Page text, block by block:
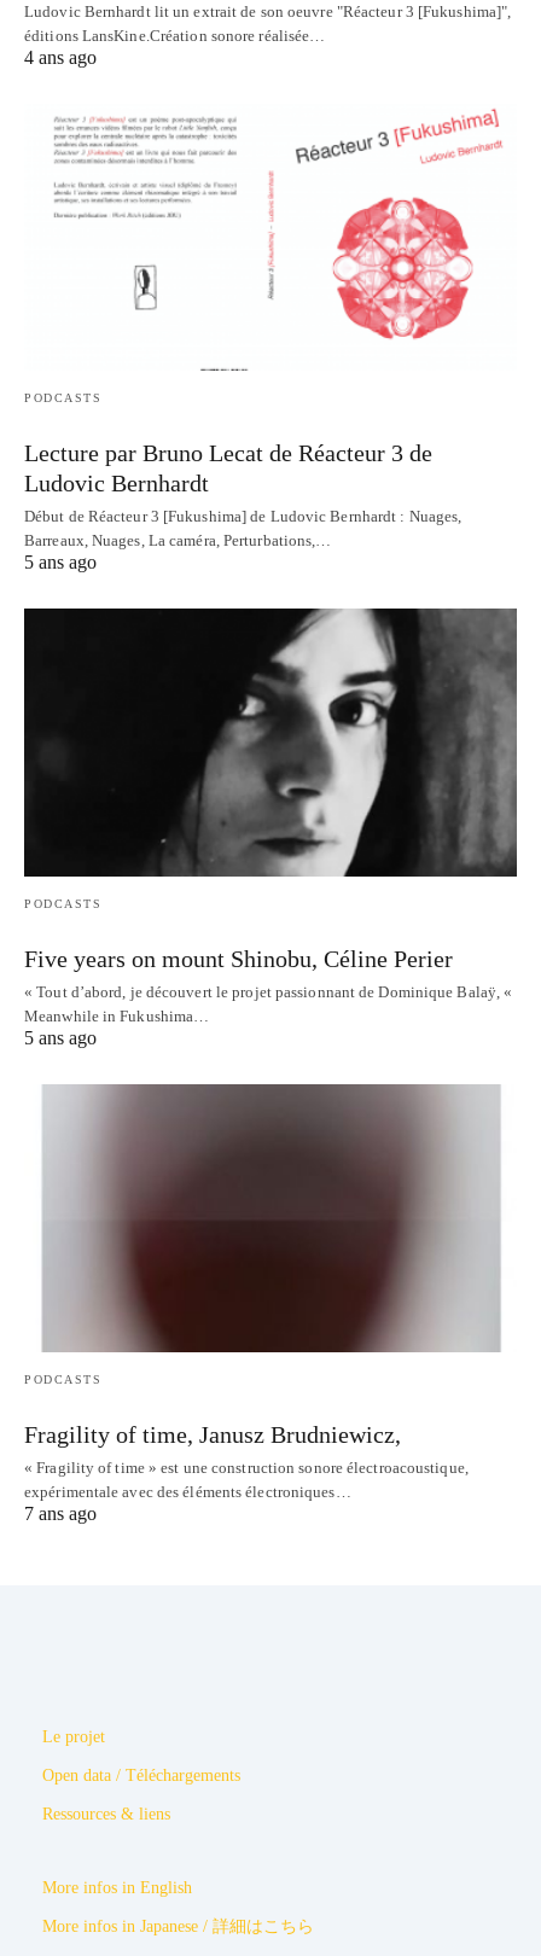
Ludovic Bernhardt lit un extrait de son oeuvre "Réacteur 3 [Fukushima]",
éditions LansKine.Création sonore réalisée…
4 ans ago
PODCASTS
Lecture par Bruno Lecat de Réacteur 3 de
Ludovic Bernhardt
Début de Réacteur 3 [Fukushima] de Ludovic Bernhardt : Nuages,
Barreaux, Nuages, La caméra, Perturbations,…
5 ans ago
PODCASTS
Five years on mount Shinobu, Céline Perier
« Tout d’abord, je découvert le projet passionnant de Dominique Balaÿ, «
Meanwhile in Fukushima…
5 ans ago
PODCASTS
Fragility of time, Janusz Brudniewicz,
« Fragility of time » est une construction sonore électroacoustique,
expérimentale avec des éléments électroniques…
7 ans ago
Le projet
Open data / Téléchargements
Ressources & liens
More infos in English
More infos in Japanese / 詳細はこちら